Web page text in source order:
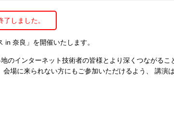
しました。
奈良」を開催いたします。
インターネット技術者の皆様とより深くつながるこ
場に来られない方にもご参加いただけるよう、 講演